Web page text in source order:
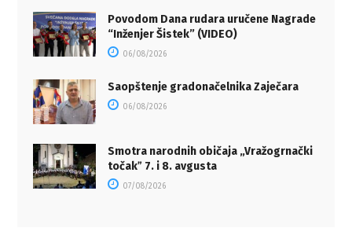
Povodom Dana rudara uručene Nagrade
“Inženjer Šistek” (VIDEO)
06/08/2026
Saopštenje gradonačelnika Zaječara
06/08/2026
Smotra narodnih običaja „Vražogrnački
točakˮ 7. i 8. avgusta
07/08/2026